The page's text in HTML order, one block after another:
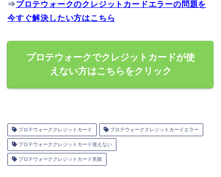
⇒プロテウォークのクレジットカードエラーの問題を
今すぐ解決したい方はこちら
プロテウォークでクレジットカードが使
えない方はこちらをクリック
プロテウォーククレジットカード プロテウォーククレジットカードエラー
プロテウォーククレジットカード使えない
プロテウォーククレジットカード失敗